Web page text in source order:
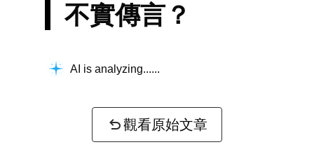
不實傳言？
AI is analyzing...
觀看原始文章